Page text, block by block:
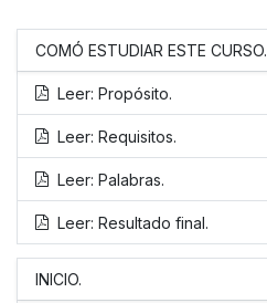
COMÓ ESTUDIAR ESTE CURSO.
Leer: Propósito.
Leer: Requisitos.
Leer: Palabras.
Leer: Resultado final.
INICIO.